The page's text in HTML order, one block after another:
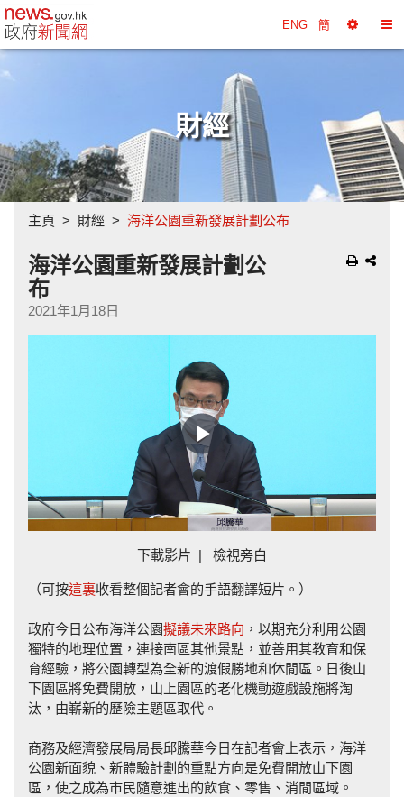
政府新聞網主頁 ENG 簡
擇
換
財經
主頁 財經 海洋公園重新發展計劃公布
海洋公園重新發展計劃公
布
2021年1月18日
Play
Video
下載影片 | 檢視旁白
（可按這裏收看整個記者會的手語翻譯短片。）
政府今日公布海洋公園擬議未來路向 ，以期充分利用公園
獨特的地理位置，連接南區其他景點，並善用其教育和保
育經驗，將公園轉型為全新的渡假勝地和休閒區。日後山
下園區將免費開放，山上園區的老化機動遊戲設施將淘
汰，由嶄新的歷險主題區取代。
商務及經濟發展局局長邱騰華今日在記者會上表示，海洋
公園新面貌、新體驗計劃的重點方向是免費開放山下園
區，使之成為市民隨意進出的飲食、零售、消閒區域。